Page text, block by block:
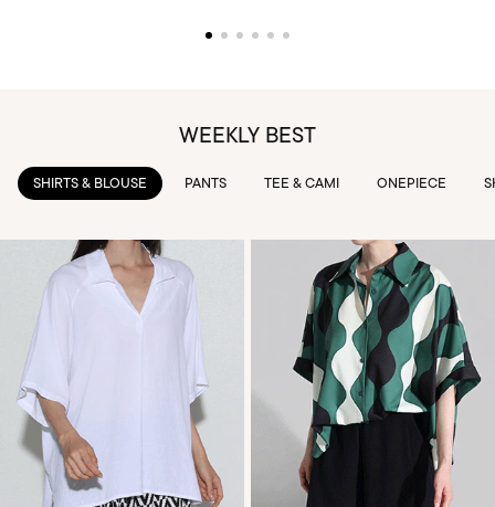
WEEKLY BEST
PANTS TEE & CAMI ONEPIECE SKIRTS OUTWEAR